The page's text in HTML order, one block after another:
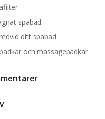
spabad
ditt spabad
och massagebadkar